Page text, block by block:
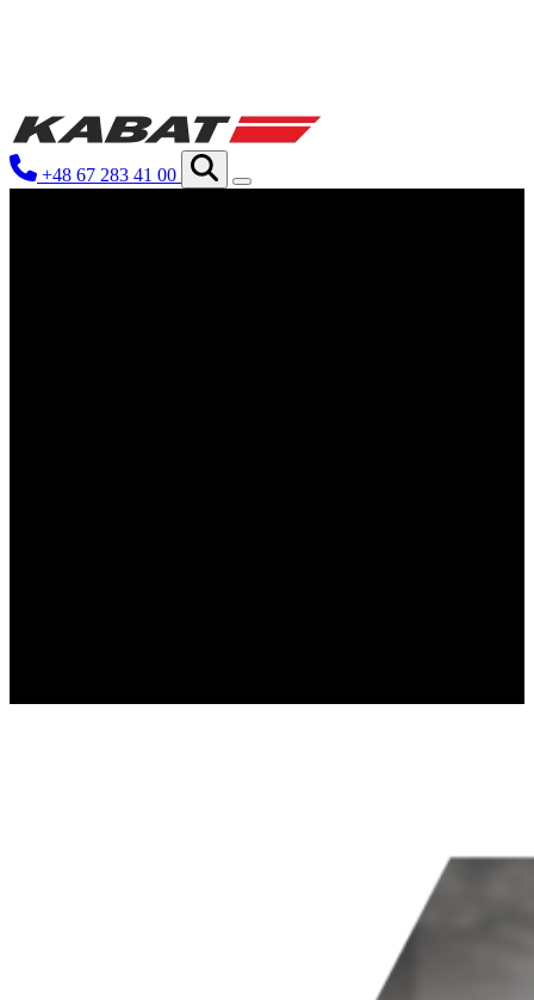
+48 67 283 41 00
Nous utilisons des cookies pour
Nous partageons également des
utilisation de leurs services.